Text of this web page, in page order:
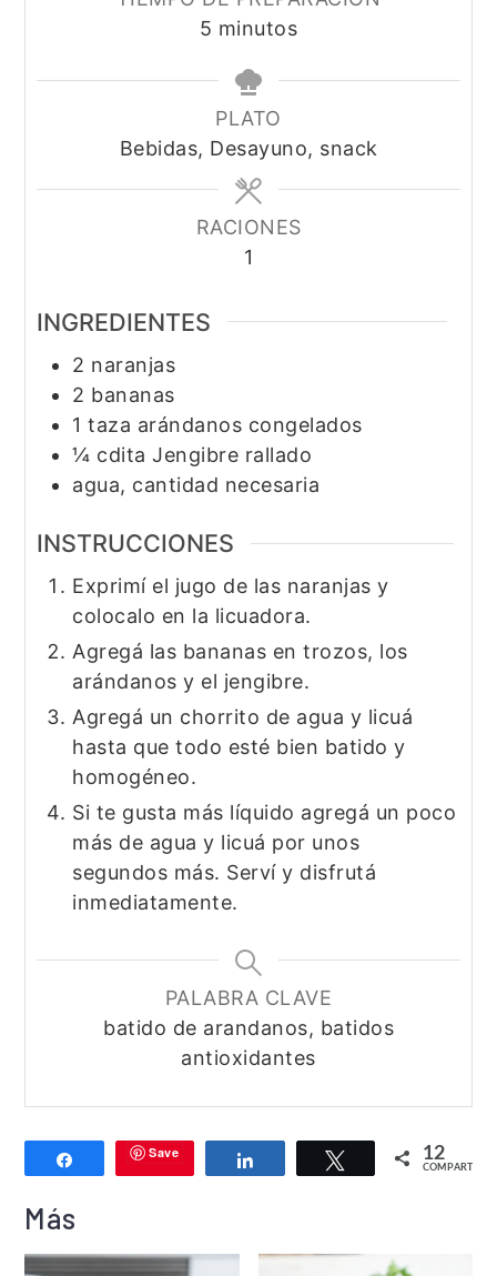
5 minutos
minutos
PLATO
Bebidas, Desayuno, snack
RACIONES
1
INGREDIENTES
2 naranjas
2 bananas
1 taza arándanos congelados
¼ cdita Jengibre rallado
agua, cantidad necesaria
INSTRUCCIONES
Exprimí el jugo de las naranjas y
colocalo en la licuadora.
Agregá las bananas en trozos, los
arándanos y el jengibre.
Agregá un chorrito de agua y licuá
hasta que todo esté bien batido y
homogéneo.
Si te gusta más líquido agregá un poco
más de agua y licuá por unos
segundos más. Serví y disfrutá
inmediatamente.
PALABRA CLAVE
batido de arandanos, batidos
antioxidantes
CompartirSave Compartir Twittear 12
COMPARTIR
Más